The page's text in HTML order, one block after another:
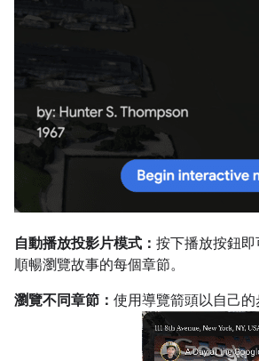
自動播放投影片模式： 按下播放按鈕即
順暢瀏覽故事的每個章節。
瀏覽不同章節： 使用導覽箭頭以自己